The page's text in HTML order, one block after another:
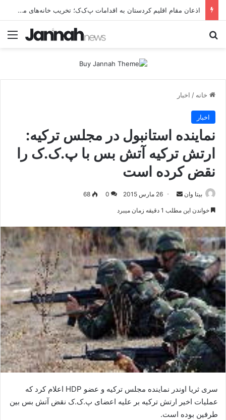
اذعان مقام اقلیم کردستان به اقدامات پ‌ک‌ک؛ تخریب خانه‌های مردم، اخاذی و مالیات‌گیری غیرقانونی
خانه / اخبار
اخبار
نماینده استانبول در مجلس ترکیه:
ارتش ترکیه آتش بس با پ.ک.ک را
نقض کرده است
بیتا وان
ر
ا
ل
ا
ی
ی
ل
26 مارس 2015 0
68
خواندن این مطلب 1 دقیقه زمان میبرد
سری ثریا اوندر نماینده مجلس ترکیه و عضو HDP اعلام کرد که
عملیات اخیر ارتش ترکیه بر علیه اعضای پ.ک.ک نقض آتش بس بین
طرفین بوده است.